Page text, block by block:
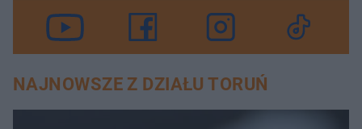
NAJNOWSZE Z DZIAŁU TORUŃ